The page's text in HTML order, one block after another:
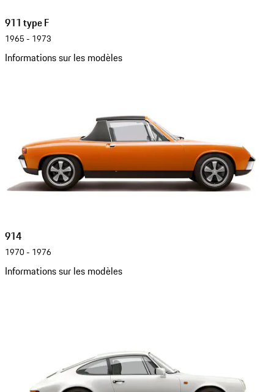
911 type F
1965 - 1973
Informations sur les modèles
914
1970 - 1976
Informations sur les modèles